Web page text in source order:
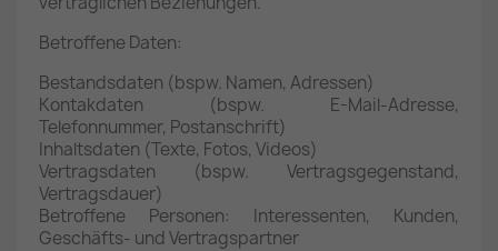
Betroffene Daten:
Bestandsdaten (bspw. Namen, Adressen)
Kontakdaten (bspw. E-Mail-Adresse,
Telefonnummer, Postanschrift)
Inhaltsdaten (Texte, Fotos, Videos)
Vertragsdaten (bspw. Vertragsgegenstand,
Vertragsdauer)
Betroffene Personen: Interessenten, Kunden,
Geschäfts- und Vertragspartner